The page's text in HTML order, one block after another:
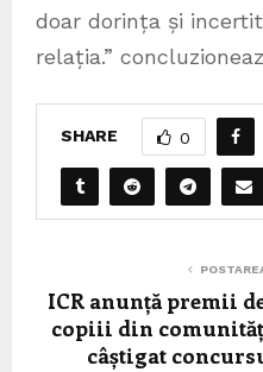
doar dorința și
relația.”
SHARE 0
ICR anunță premii
copiii din
câștigat